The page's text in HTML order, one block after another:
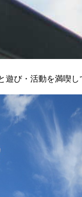
遊び・活動を満喫し